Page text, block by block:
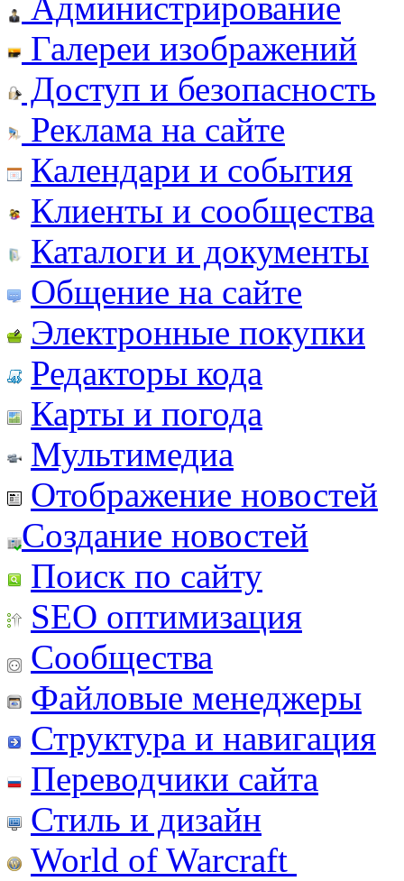
Галереи изображений
Доступ и безопасность
Реклама на сайте
Календари и события
Клиенты и сообщества
Каталоги и документы
Общение на сайте
Электронные покупки
Редакторы кода
Карты и погода
Мультимедиа
Отображение новостей
Создание новостей
Поиск по сайту
SEO оптимизация
Сообщества
Файловые менеджеры
Структура и навигация
Переводчики сайта
Стиль и дизайн
World of Warcraft